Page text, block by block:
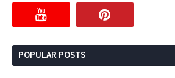
POPULAR POSTS